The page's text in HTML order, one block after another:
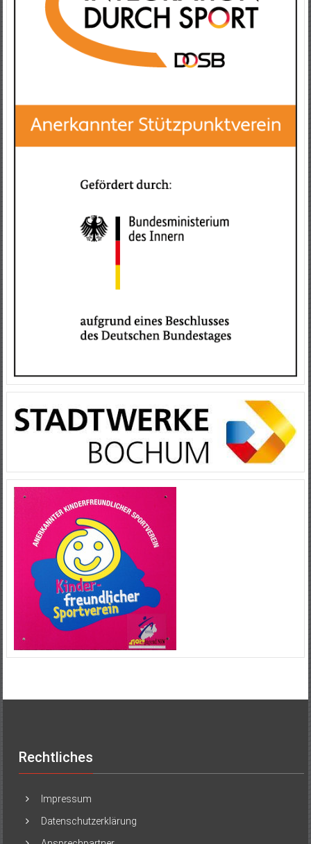
Rechtliches
Impressum
Datenschutzerklärung